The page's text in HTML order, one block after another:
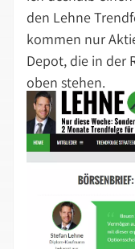
den Lehne
kommen nur
Depot, die in der
oben stehen.